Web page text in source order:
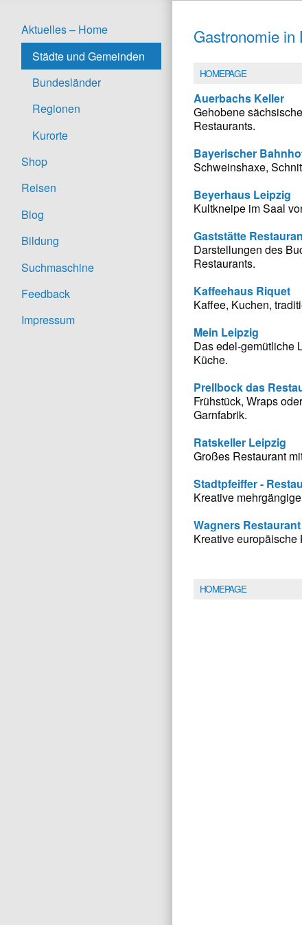
Aktuelles – Home
Städte und Gemeinden
Bundesländer
Regionen
Kurorte
Shop
Reisen
Blog
Bildung
Suchmaschine
Feedback
Impressum
Gastronomie in
HOMEPAGE
Auerbachs Keller
Gehobene
Restaurants.
Bayerischer
Schweinshaxe,
Beyerhaus Leipzig
Kultkneipe im Saal
Gaststätte
Darstellungen des
Restaurants.
Kaffeehaus Riquet
Kaffee, Kuchen,
Mein Leipzig
Das edel-gemütliche
Küche.
Prellbock das
Frühstück, Wraps
Garnfabrik.
Ratskeller Leipzig
Großes Restaurant
Stadtpfeiffer -
Kreative
Wagners
Kreative
HOMEPAGE